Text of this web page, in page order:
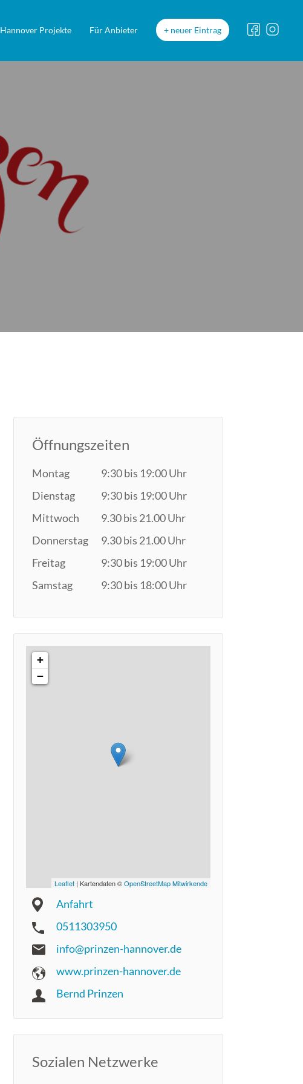
Hannover Projekte Für Anbieter neuer Eintrag
Öffnungszeiten
Montag
9:30 bis 19:00 Uhr
Dienstag
9:30 bis 19:00 Uhr
Mittwoch
9.30 bis 21.00 Uhr
Donnerstag
9.30 bis 21.00 Uhr
Freitag
9:30 bis 19:00 Uhr
Samstag
9:30 bis 18:00 Uhr
+
−
Leaflet | Kartendaten ©OpenStreetMap Mitwirkende
Anfahrt
0511303950
info@prinzen-hannover.de
www.prinzen-hannover.de
Bernd Prinzen
Sozialen Netzwerke